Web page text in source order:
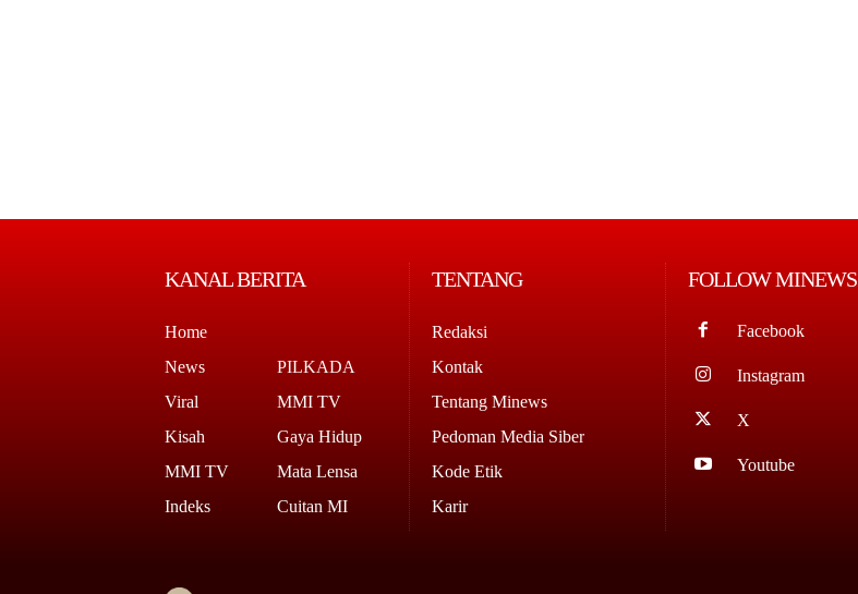
KANAL BERITA
Home
News
Viral
Kisah
MMI TV
Indeks
PILKADA
MMI TV
Gaya Hidup
Mata Lensa
Cuitan MI
TENTANG
Redaksi
Kontak
Tentang Minews
Pedoman Media Siber
Kode Etik
Karir
FOLLOW MINEWS
Facebook
Instagram
X
Youtube